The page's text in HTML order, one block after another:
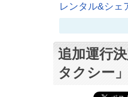
レンタル&シェ
追加運行
タクシー